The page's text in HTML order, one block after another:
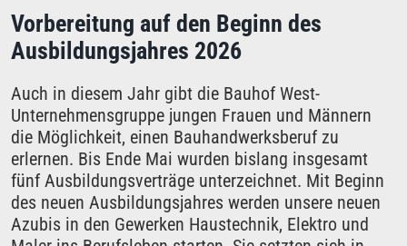
Vorbereitung auf den Beginn des
Ausbildungsjahres 2026
Auch in diesem Jahr gibt die Bauhof West-
Unternehmensgruppe jungen Frauen und Männern
die Möglichkeit, einen Bauhandwerksberuf zu
erlernen. Bis Ende Mai wurden bislang insgesamt
fünf Ausbildungsverträge unterzeichnet. Mit Beginn
des neuen Ausbildungsjahres werden unsere neuen
Azubis in den Gewerken Haustechnik, Elektro und